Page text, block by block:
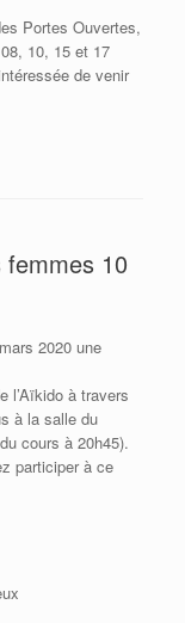
Portes Ouvertes,
10, 15 et 17
de venir
10
2020 une
l’Aïkido à travers
à la salle du
cours à 20h45).
participer à ce